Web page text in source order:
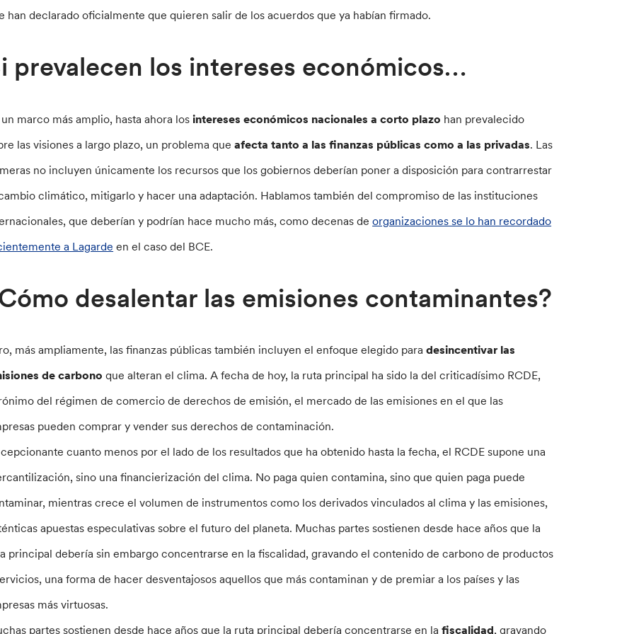
han declarado oficialmente que quieren salir de los acuerdos que ya habían firmado.
prevalecen los intereses económicos…
marco más amplio, hasta ahora los intereses económicos nacionales a corto plazo han prevalecido
las visiones a largo plazo, un problema queafecta tanto a las finanzas públicas como a las privadas. Las
no incluyen únicamente los recursos que los gobiernos deberían poner a disposición para contrarrestar
climático, mitigarlo y hacer una adaptación. Hablamos también del compromiso de las instituciones
que deberían y podrían hace mucho más, como decenas deorganizaciones se lo han recordado
a Lagarde en el caso del BCE.
desalentar las emisiones contaminantes?
más ampliamente, las finanzas públicas también incluyen el enfoque elegido paradesincentivar las
de carbono que alteran el clima. A fecha de hoy, la ruta principal ha sido la del criticadísimo RCDE,
del régimen de comercio de derechos de emisión, el mercado de las emisiones en el que las
pueden comprar y vender sus derechos de contaminación.
cuanto menos por el lado de los resultados que ha obtenido hasta la fecha, el RCDE supone una
sino una financierización del clima. No paga quien contamina, sino que quien paga puede
mientras crece el volumen de instrumentos como los derivados vinculados al clima y las emisiones,
apuestas especulativas sobre el futuro del planeta. Muchas partes sostienen desde hace años que la
principal debería sin embargo concentrarse en la fiscalidad, gravando el contenido de carbono de productos
una forma de hacer desventajosos aquellos que más contaminan y de premiar a los países y las
más virtuosas.
partes sostienen desde hace años que la ruta principal debería concentrarse en lafiscalidad, gravando